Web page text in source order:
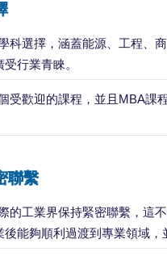
科選擇，涵蓋能源、工程、
行業青睞。
受歡迎的課程，並且MBA課
聯繫
的工業界保持緊密聯繫，這
能夠順利過渡到專業領域，